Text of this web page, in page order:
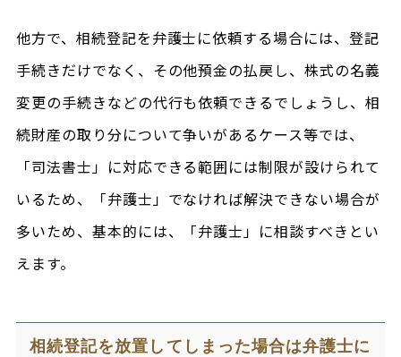
他方で、相続登記を弁護士に依頼する場合には、登記
手続きだけでなく、その他預金の払戻し、株式の名義
変更の手続きなどの代行も依頼できるでしょうし、相
続財産の取り分について争いがあるケース等では、
「司法書士」に対応できる範囲には制限が設けられて
いるため、「弁護士」でなければ解決できない場合が
多いため、基本的には、「弁護士」に相談すべきとい
えます。
相続登記を放置してしまった場合は弁護士に